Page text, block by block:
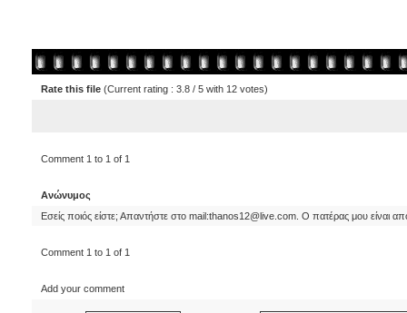
Rate this file (Current rating : 3.8 / 5 with 12 votes)
Comment 1 to 1 of 1
Ανώνυμος
Εσείς ποιός είστε; Απαντήστε στο mail:thanos12@live.com. Ο πατέρας μου είναι
Comment 1 to 1 of 1
Add your comment